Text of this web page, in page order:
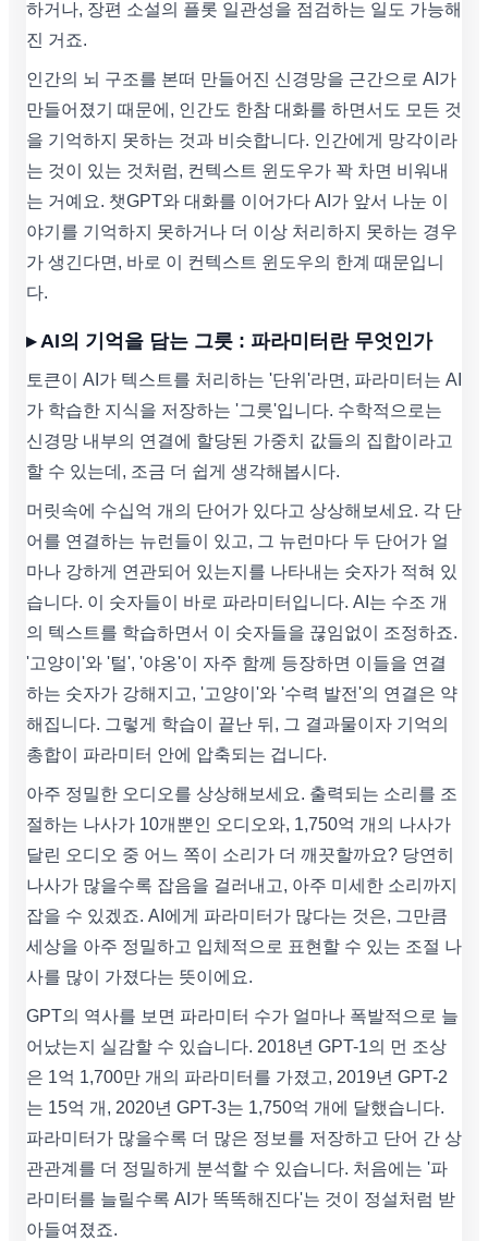
하거나, 장편 소설의 플롯 일관성을 점검하는 일도 가능해
진 거죠.
인간의 뇌 구조를 본떠 만들어진 신경망을 근간으로 AI가
만들어졌기 때문에, 인간도 한참 대화를 하면서도 모든 것
을 기억하지 못하는 것과 비슷합니다. 인간에게 망각이라
는 것이 있는 것처럼, 컨텍스트 윈도우가 꽉 차면 비워내
는 거예요. 챗GPT와 대화를 이어가다 AI가 앞서 나눈 이
야기를 기억하지 못하거나 더 이상 처리하지 못하는 경우
가 생긴다면, 바로 이 컨텍스트 윈도우의 한계 때문입니
다.
▸ AI의 기억을 담는 그릇 : 파라미터란 무엇인가
토큰이 AI가 텍스트를 처리하는 '단위'라면, 파라미터는 AI
가 학습한 지식을 저장하는 '그릇'입니다. 수학적으로는
신경망 내부의 연결에 할당된 가중치 값들의 집합이라고
할 수 있는데, 조금 더 쉽게 생각해봅시다.
머릿속에 수십억 개의 단어가 있다고 상상해보세요. 각 단
어를 연결하는 뉴런들이 있고, 그 뉴런마다 두 단어가 얼
마나 강하게 연관되어 있는지를 나타내는 숫자가 적혀 있
습니다. 이 숫자들이 바로 파라미터입니다. AI는 수조 개
의 텍스트를 학습하면서 이 숫자들을 끊임없이 조정하죠.
'고양이'와 '털', '야옹'이 자주 함께 등장하면 이들을 연결
하는 숫자가 강해지고, '고양이'와 '수력 발전'의 연결은 약
해집니다. 그렇게 학습이 끝난 뒤, 그 결과물이자 기억의
총합이 파라미터 안에 압축되는 겁니다.
아주 정밀한 오디오를 상상해보세요. 출력되는 소리를 조
절하는 나사가 10개뿐인 오디오와, 1,750억 개의 나사가
달린 오디오 중 어느 쪽이 소리가 더 깨끗할까요? 당연히
나사가 많을수록 잡음을 걸러내고, 아주 미세한 소리까지
잡을 수 있겠죠. AI에게 파라미터가 많다는 것은, 그만큼
세상을 아주 정밀하고 입체적으로 표현할 수 있는 조절 나
사를 많이 가졌다는 뜻이에요.
GPT의 역사를 보면 파라미터 수가 얼마나 폭발적으로 늘
어났는지 실감할 수 있습니다. 2018년 GPT-1의 먼 조상
은 1억 1,700만 개의 파라미터를 가졌고, 2019년 GPT-2
는 15억 개, 2020년 GPT-3는 1,750억 개에 달했습니다.
파라미터가 많을수록 더 많은 정보를 저장하고 단어 간 상
관관계를 더 정밀하게 분석할 수 있습니다. 처음에는 '파
라미터를 늘릴수록 AI가 똑똑해진다'는 것이 정설처럼 받
아들여졌죠.